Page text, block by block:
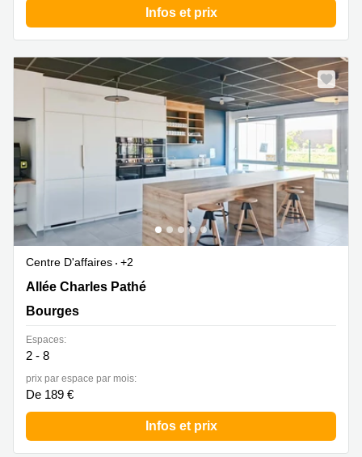
Infos et prix
Centre D'affaires
+2
14 Allée Charles Pathé, Bourges
Allée Charles Pathé
Bourges
Espaces:
2 - 8
prix par espace par mois:
De 189 €
Infos et prix